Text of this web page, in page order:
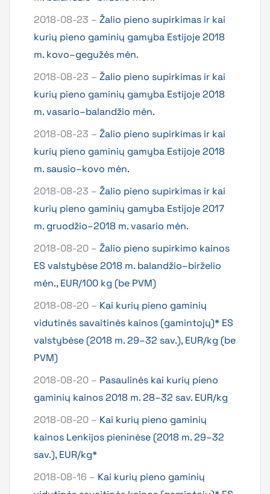
2018-08-23 – Žalio pieno supirkimas ir kai
kurių pieno gaminių gamyba Estijoje 2018
m. kovo–gegužės mėn.
2018-08-23 – Žalio pieno supirkimas ir kai
kurių pieno gaminių gamyba Estijoje 2018
m. vasario–balandžio mėn.
2018-08-23 – Žalio pieno supirkimas ir kai
kurių pieno gaminių gamyba Estijoje 2018
m. sausio–kovo mėn.
2018-08-23 – Žalio pieno supirkimas ir kai
kurių pieno gaminių gamyba Estijoje 2017
m. gruodžio–2018 m. vasario mėn.
2018-08-20 – Žalio pieno supirkimo kainos
ES valstybėse 2018 m. balandžio–birželio
mėn., EUR/100 kg (be PVM)
2018-08-20 – Kai kurių pieno gaminių
vidutinės savaitinės kainos (gamintojų)* ES
valstybėse (2018 m. 29–32 sav.), EUR/kg (be
PVM)
2018-08-20 – Pasaulinės kai kurių pieno
gaminių kainos 2018 m. 28–32 sav. EUR/kg
2018-08-20 – Kai kurių pieno gaminių
kainos Lenkijos pieninėse (2018 m. 29–32
sav.), EUR/kg*
2018-08-16 – Kai kurių pieno gaminių